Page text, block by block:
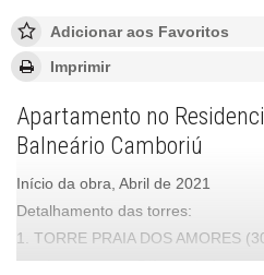
Adicionar aos Favoritos
Imprimir
Apartamento no
Balneário Camboriú
Início da obra, Abril de 2021
Detalhamento das torres:
1. TORRE PRAIA DOS AMORES
Apartamento Diferenciado